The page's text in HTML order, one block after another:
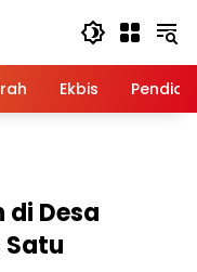
Ekbis
di Desa
Satu